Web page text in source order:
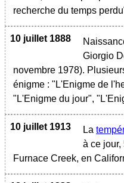
recherche du temps
10 juillet 1888
Giorgio
novembre 1978).
énigme : "L'Enigme de
"L'Enigme du jour",
10 juillet 1913 La
à ce jour,
Furnace Creek, en